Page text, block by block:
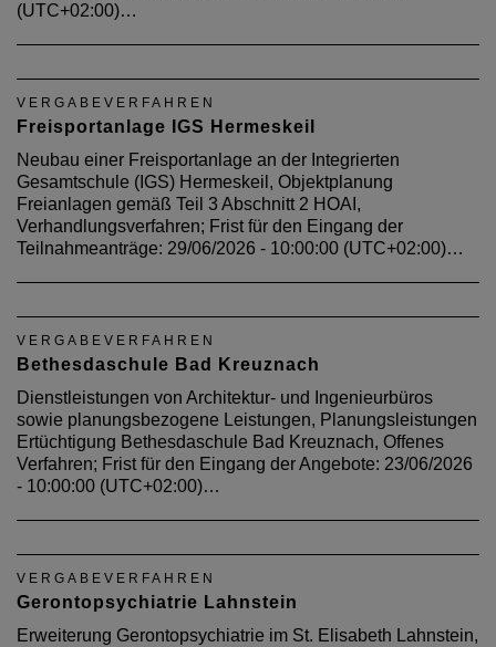
(UTC+02:00)…
VERGABEVERFAHREN
Freisportanlage IGS Hermeskeil
Neubau einer Freisportanlage an der Integrierten
Gesamtschule (IGS) Hermeskeil, Objektplanung
Freianlagen gemäß Teil 3 Abschnitt 2 HOAI,
Verhandlungsverfahren; Frist für den Eingang der
Teilnahmeanträge: 29/06/2026 - 10:00:00 (UTC+02:00)…
VERGABEVERFAHREN
Bethesdaschule Bad Kreuznach
Dienstleistungen von Architektur- und Ingenieurbüros
sowie planungsbezogene Leistungen, Planungsleistungen
Ertüchtigung Bethesdaschule Bad Kreuznach, Offenes
Verfahren; Frist für den Eingang der Angebote: 23/06/2026
- 10:00:00 (UTC+02:00)…
VERGABEVERFAHREN
Gerontopsychiatrie Lahnstein
Erweiterung Gerontopsychiatrie im St. Elisabeth Lahnstein,